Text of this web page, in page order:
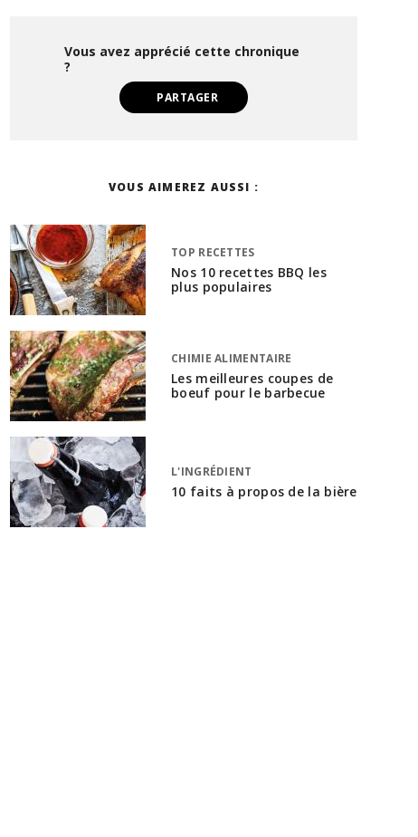
Vous avez apprécié cette chronique
?
PARTAGER
VOUS AIMEREZ AUSSI :
TOP RECETTES
Nos 10 recettes BBQ les
plus populaires
CHIMIE ALIMENTAIRE
Les meilleures coupes de
boeuf pour le barbecue
L'INGRÉDIENT
10 faits à propos de la bière